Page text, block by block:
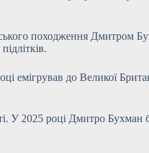
походження
емігрував до Великої
У 2025 році Дмитро